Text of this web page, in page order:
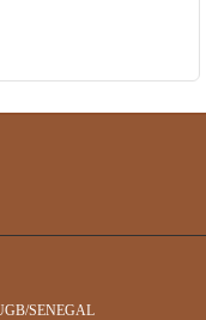
UGB/SENEGAL